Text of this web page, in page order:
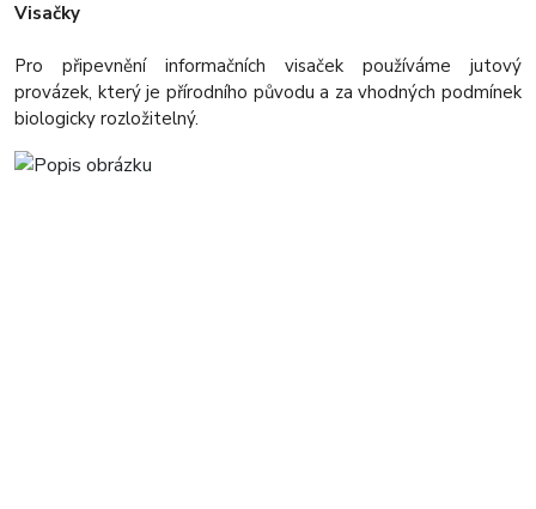
Visačky
Pro připevnění informačních visaček používáme jutový
provázek, který je přírodního původu a za vhodných podmínek
biologicky rozložitelný.